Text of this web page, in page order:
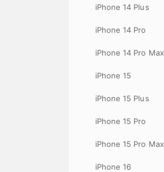
iPhone 14 Plus
iPhone 14 Pro
iPhone 14 Pro Max
iPhone 15
iPhone 15 Plus
iPhone 15 Pro
iPhone 15 Pro Max
iPhone 16